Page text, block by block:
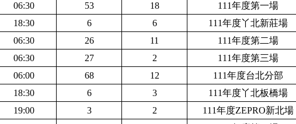
06:30 53 18
111年度第一場
18:30 6 6 1 11年度丫北新莊場
06:30 26 11
111年度第二場
06:30 27 2
111年度第三場
06:00 68 12
111年度台北分部
18:30 6 3 1 11年度丫北板橋場
19:00 3 2 1 11年度ZEPRO新北場